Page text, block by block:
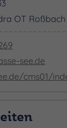
OT Roßbach
see.de
cms01/